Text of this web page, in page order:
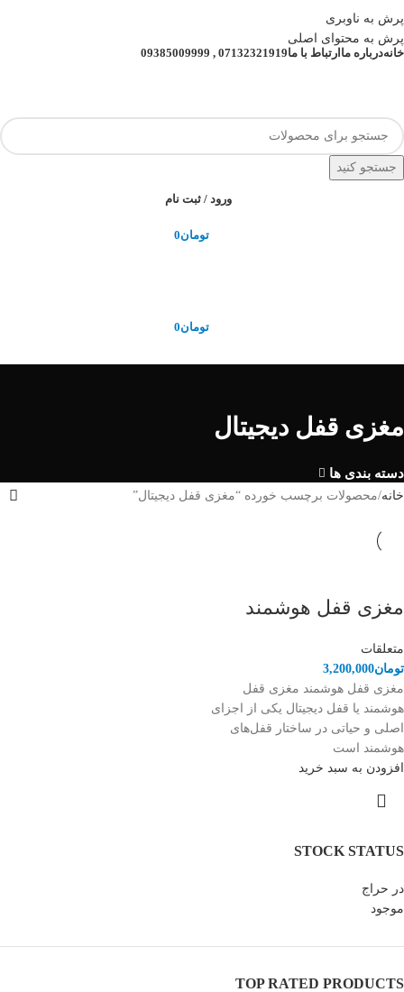
پرش به ناوبری
پرش به محتوای اصلی
تمامی قیمت ها و موجودی های سایت بروز می باشد
خانهدرباره ما ارتباط با ما07132321919 , 09385009999
جستجو کنید
ورود / ثبت نام
تومان0
تومان0
مغزی قفل دیجیتال
دسته بندی ها
STOCK STATUS
در حراج
موجود
TOP RATED PRODUCTS
خانه محصولات برچسب خورده “مغزی قفل دیجیتال”
مغزی قفل هوشمند
متعلقات
تومان3,200,000
مغزی قفل هوشمند مغزی قفل
هوشمند یا قفل دیجیتال یکی از اجزای
اصلی و حیاتی در ساختار قفل‌های
هوشمند است
افزودن به سبد خرید